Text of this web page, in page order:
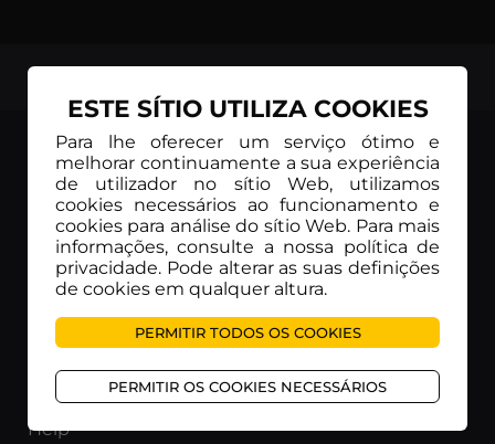
Movieitaly
Via Marcella 6 - 00153 Roma
VAT number: 15954591002
Info
Sobre a empresa
Corporate subscription
Educational subscription
Help
ESTE SÍTIO UTILIZA COOKIES
Para lhe oferecer um serviço ótimo e
melhorar continuamente a sua experiência
de utilizador no sítio Web, utilizamos
cookies necessários ao funcionamento e
cookies para análise do sítio Web. Para mais
informações, consulte a nossa política de
privacidade. Pode alterar as suas definições
de cookies em qualquer altura.
PERMITIR TODOS OS COOKIES
PERMITIR OS COOKIES NECESSÁRIOS